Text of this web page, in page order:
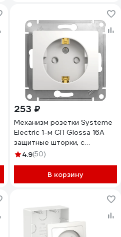
253 ₽
Механизм розетки Systeme
Electric 1-м СП Glossa 16А
защитные шторки, с
заземлением, белый
4.9(50)
В корзину